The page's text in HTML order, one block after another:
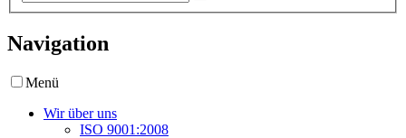
Navigation
Menü
Wir über uns
ISO 9001:2008